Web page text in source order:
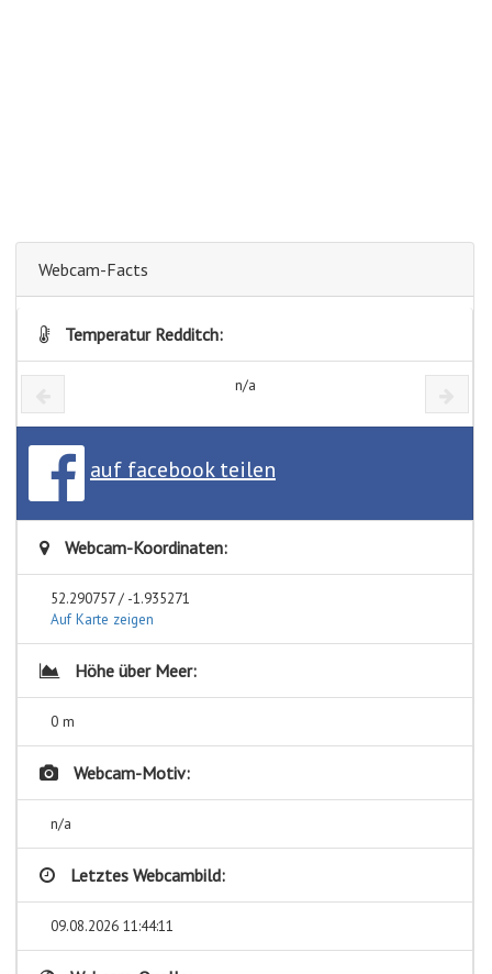
Webcam-Facts
Temperatur Redditch:
n/a
auf facebook teilen
Webcam-Koordinaten:
52.290757 / -1.935271
Auf Karte zeigen
Höhe über Meer:
0 m
Webcam-Motiv:
n/a
Letztes Webcambild:
09.08.2026 11:44:11